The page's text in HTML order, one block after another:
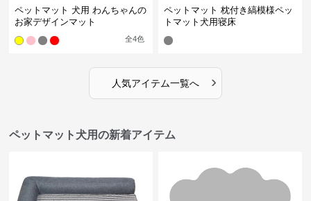
ペットマット 犬用 わんちゃんの
お家デザインマット
全4色
ペットマット 枕付き縞模様ペッ
トマット犬用寝床
人気アイテム一覧へ ›
ペットマット犬用の新着アイテム